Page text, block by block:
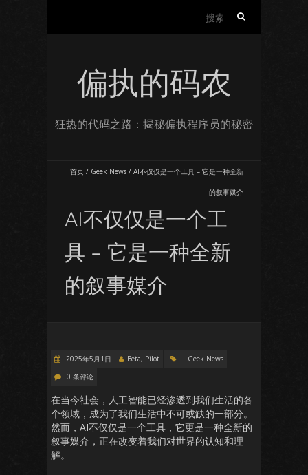
偏执的码农
狂热的代码之路：揭秘偏执程序员的秘密
首页 / Geek News / AI不仅仅是一个工具 – 它是一种全新
的叙事媒介
AI不仅仅是一个工
具 – 它是一种全新
的叙事媒介
2025年5月1日 Beta, Pilot
Geek News
0 条评论
在当今社会，人工智能已经渗透到我们生活的各
个领域，成为了我们生活中不可或缺的一部分。
然而，AI不仅仅是一个工具，它更是一种全新的
叙事媒介，正在改变着我们对世界的认知和理
解。